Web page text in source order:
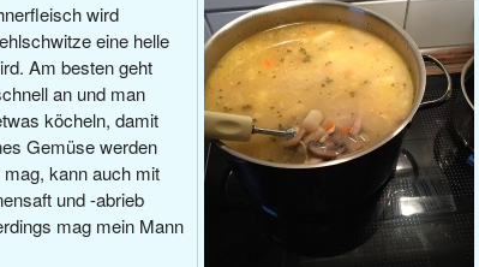
wird
eine helle
Am besten geht
an und man
köcheln, damit
Gemüse werden
kann auch mit
und -abrieb
mag mein Mann